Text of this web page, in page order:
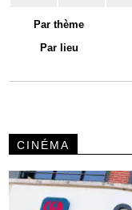
Par thème
Par lieu
CINÉMA